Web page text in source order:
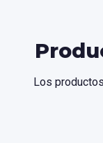
Los